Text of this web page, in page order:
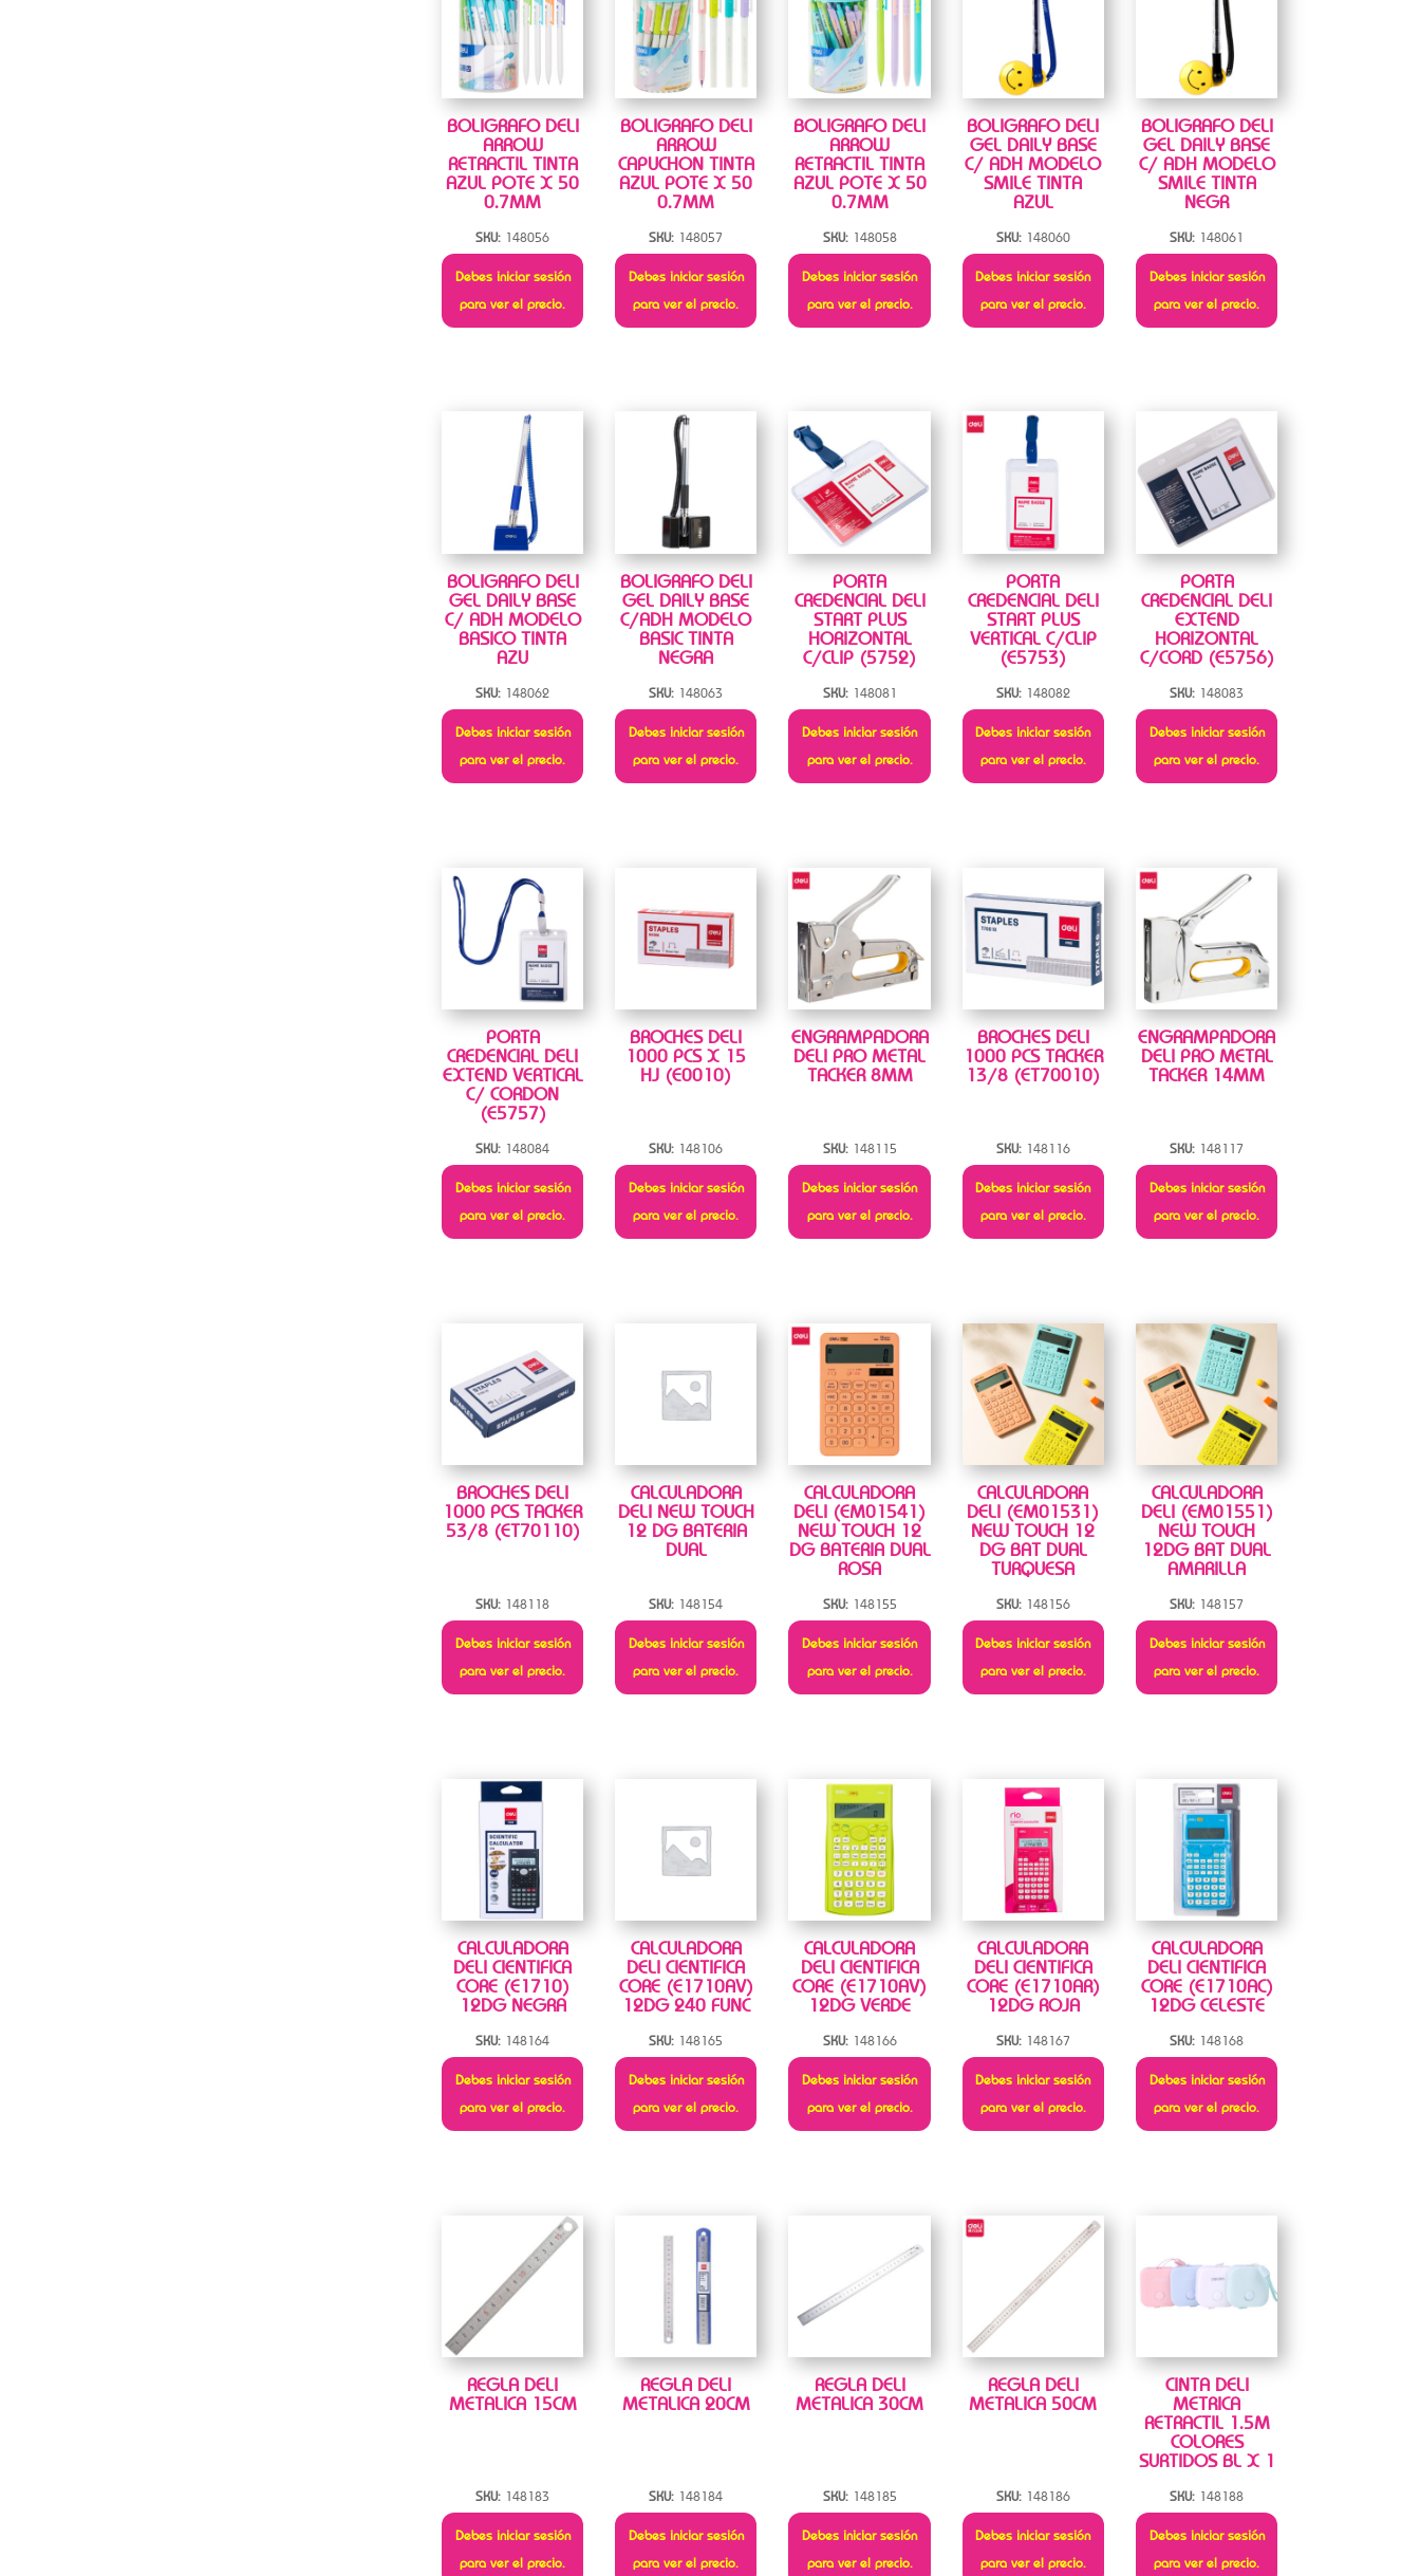
BOLIGRAFO DELI
ARROW
RETRACTIL TINTA
AZUL POTE X 50
0.7MM
SKU: 148056
Debes iniciar sesión
para ver el precio.
BOLIGRAFO DELI
ARROW
CAPUCHON TINTA
AZUL POTE X 50
0.7MM
SKU: 148057
Debes iniciar sesión
para ver el precio.
BOLIGRAFO DELI
ARROW
RETRACTIL TINTA
AZUL POTE X 50
0.7MM
SKU: 148058
Debes iniciar sesión
para ver el precio.
BOLIGRAFO DELI
GEL DAILY BASE
C/ ADH MODELO
SMILE TINTA
AZUL
SKU: 148060
Debes iniciar sesión
para ver el precio.
BOLIGRAFO DELI
GEL DAILY BASE
C/ ADH MODELO
SMILE TINTA
NEGR
SKU: 148061
Debes iniciar sesión
para ver el precio.
BOLIGRAFO DELI
GEL DAILY BASE
C/ ADH MODELO
BASICO TINTA
AZU
SKU: 148062
Debes iniciar sesión
para ver el precio.
BOLIGRAFO DELI
GEL DAILY BASE
C/ADH MODELO
BASIC TINTA
NEGRA
SKU: 148063
Debes iniciar sesión
para ver el precio.
PORTA
CREDENCIAL DELI
START PLUS
HORIZONTAL
C/CLIP (5752)
SKU: 148081
Debes iniciar sesión
para ver el precio.
PORTA
CREDENCIAL DELI
START PLUS
VERTICAL C/CLIP
(E5753)
SKU: 148082
Debes iniciar sesión
para ver el precio.
PORTA
CREDENCIAL DELI
EXTEND
HORIZONTAL
C/CORD (E5756)
SKU: 148083
Debes iniciar sesión
para ver el precio.
PORTA
CREDENCIAL DELI
EXTEND VERTICAL
C/ CORDON
(E5757)
SKU: 148084
Debes iniciar sesión
para ver el precio.
BROCHES DELI
1000 PCS X 15
HJ (E0010)
SKU: 148106
Debes iniciar sesión
para ver el precio.
ENGRAMPADORA
DELI PRO METAL
TACKER 8MM
SKU: 148115
Debes iniciar sesión
para ver el precio.
BROCHES DELI
1000 PCS TACKER
13/8 (ET70010)
SKU: 148116
Debes iniciar sesión
para ver el precio.
ENGRAMPADORA
DELI PRO METAL
TACKER 14MM
SKU: 148117
Debes iniciar sesión
para ver el precio.
BROCHES DELI
1000 PCS TACKER
53/8 (ET70110)
SKU: 148118
Debes iniciar sesión
para ver el precio.
CALCULADORA
DELI NEW TOUCH
12 DG BATERIA
DUAL
SKU: 148154
Debes iniciar sesión
para ver el precio.
CALCULADORA
DELI (EM01541)
NEW TOUCH 12
DG BATERIA DUAL
ROSA
SKU: 148155
Debes iniciar sesión
para ver el precio.
CALCULADORA
DELI (EM01531)
NEW TOUCH 12
DG BAT DUAL
TURQUESA
SKU: 148156
Debes iniciar sesión
para ver el precio.
CALCULADORA
DELI (EM01551)
NEW TOUCH
12DG BAT DUAL
AMARILLA
SKU: 148157
Debes iniciar sesión
para ver el precio.
CALCULADORA
DELI CIENTIFICA
CORE (E1710)
12DG NEGRA
SKU: 148164
Debes iniciar sesión
para ver el precio.
CALCULADORA
DELI CIENTIFICA
CORE (E1710AV)
12DG 240 FUNC
SKU: 148165
Debes iniciar sesión
para ver el precio.
CALCULADORA
DELI CIENTIFICA
CORE (E1710AV)
12DG VERDE
SKU: 148166
Debes iniciar sesión
para ver el precio.
CALCULADORA
DELI CIENTIFICA
CORE (E1710AR)
12DG ROJA
SKU: 148167
Debes iniciar sesión
para ver el precio.
CALCULADORA
DELI CIENTIFICA
CORE (E1710AC)
12DG CELESTE
SKU: 148168
Debes iniciar sesión
para ver el precio.
REGLA DELI
METALICA 15CM
SKU: 148183
Debes iniciar sesión
para ver el precio.
REGLA DELI
METALICA 20CM
SKU: 148184
Debes iniciar sesión
para ver el precio.
REGLA DELI
METALICA 30CM
SKU: 148185
Debes iniciar sesión
para ver el precio.
REGLA DELI
METALICA 50CM
SKU: 148186
Debes iniciar sesión
para ver el precio.
CINTA DELI
METRICA
RETRACTIL 1.5M
COLORES
SURTIDOS BL X 1
SKU: 148188
Debes iniciar sesión
para ver el precio.